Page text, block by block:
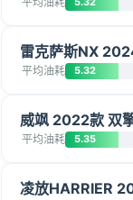
雷克萨斯NX
平均油耗 5.32
威飒 2022款 双
平均油耗 5.35
凌放HARRIER